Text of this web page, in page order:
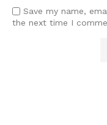
Save my name,
the next time I